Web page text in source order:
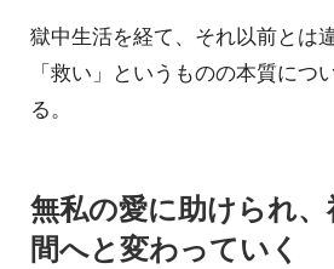
獄中生活を経て、それ以前とは
「救い」というものの本質につ
る。
無私の愛に助けられ
間へと変わっていく